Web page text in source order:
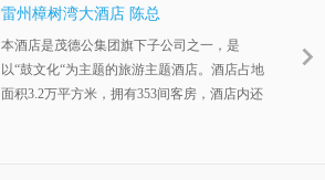
雷州樟树湾大酒店 陈总
本酒店是茂德公集团旗下子公司之一，是
以“鼓文化“为主题的旅游主题酒店。酒店占地
面积3.2万平方米，拥有353间客房，酒店内还
堂吧;还有以鼓文化为元素的KTV包房、SPA